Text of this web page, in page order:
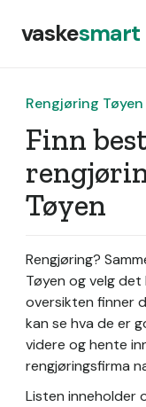
vaskesmart
Rengjøring Tøyen
Finn
Tøyen
Rengjøring?
Tøyen og velg
oversikten finner
kan se hva de er
videre og hente
rengjøringsfirma
Listen inneholder